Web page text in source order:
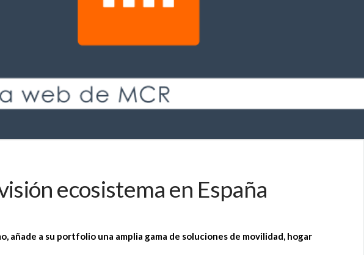
ecosistema en España
añade a su portfolio una amplia gama de soluciones de movilidad, hogar